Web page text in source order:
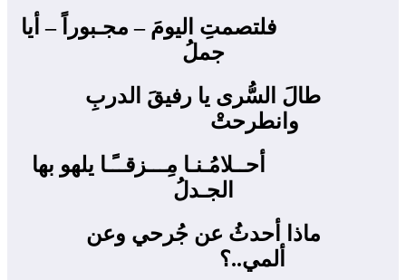
فلتصمتِ اليومَ – مجـبوراً – أيا
جملُ
طالَ السُّرى يا رفيقَ الدربِ
وانطرحتْ
أحــلامُـنـا مِـــزقــًـا يلهو بها
الجـدلُ
ماذا أحدثُ عن جُرحي وعن
ألمي..؟